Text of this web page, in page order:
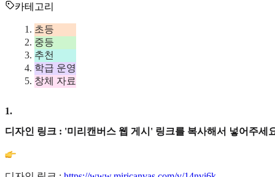
카테고리
초등
중등
추천
학급 운영
창체 자료
1.
디자인 링크 : '미리캔버스 웹 게시' 링크를 복사해서 넣어주세